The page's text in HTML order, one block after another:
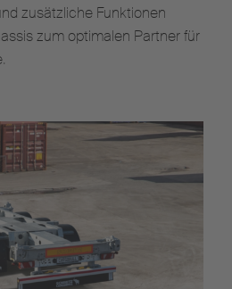
zusätzliche Funktionen
zum optimalen Partner für